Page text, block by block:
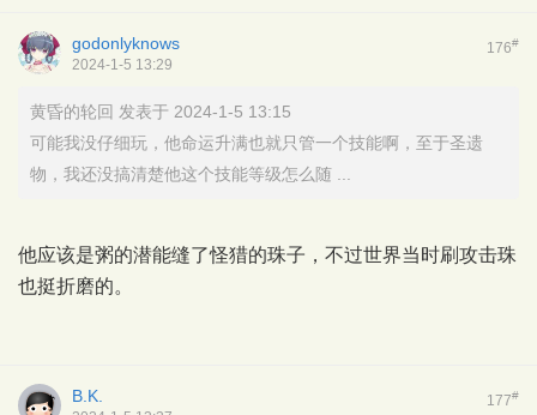
176#
godonlyknows
2024-1-5 13:29
黄昏的轮回 发表于 2024-1-5 13:15
可能我没仔细玩，他命运升满也就只管一个技能啊，至于圣遗
物，我还没搞清楚他这个技能等级怎么随 ...
他应该是粥的潜能缝了怪猎的珠子，不过世界当时刷攻击珠
也挺折磨的。
177#
B.K.